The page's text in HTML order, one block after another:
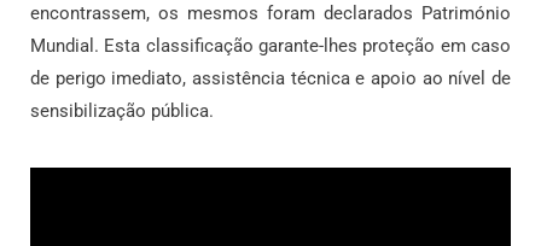
encontrassem, os mesmos foram declarados Património
Mundial. Esta classificação garante-lhes proteção em caso
de perigo imediato, assistência técnica e apoio ao nível de
sensibilização pública.